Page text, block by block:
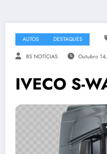
AUTOS DESTAQUES
BS NOTÍCIAS Outubro
IVECO S-